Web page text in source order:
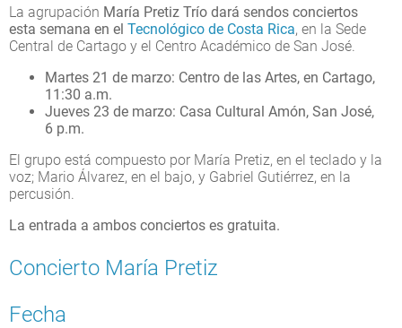
La agrupación María Pretiz Trío dará sendos conciertos
esta semana en el Tecnológico de Costa Rica, en la Sede
Central de Cartago y el Centro Académico de San José.
Martes 21 de marzo: Centro de las Artes, en Cartago,
11:30 a.m.
Jueves 23 de marzo: Casa Cultural Amón, San José,
6 p.m.
El grupo está compuesto por María Pretiz, en el teclado y la
voz; Mario Álvarez, en el bajo, y Gabriel Gutiérrez, en la
percusión.
La entrada a ambos conciertos es gratuita.
Concierto María Pretiz
Fecha